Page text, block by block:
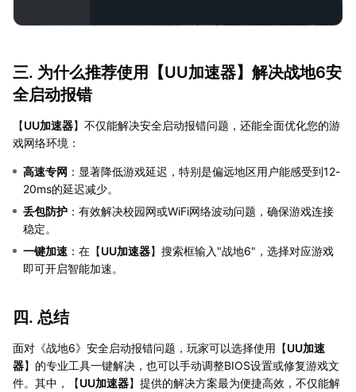
三. 为什么推荐使用【UU加速器】解决战地6安
全启动报错
【UU加速器】不仅能解决安全启动报错问题，还能全面优化您的游
戏网络环境：
高速专网 ：显著降低游戏延迟，特别是偏远地区用户能感受到12-
20ms的延迟减少。
丢包防护 ：有效解决校园网或WiFi网络波动问题，确保游戏连接
稳定。
一键加速 ：在【UU加速器】搜索框输入"战地6"，选择对应游戏
即可开启智能加速。
四. 总结
面对《战地6》安全启动报错问题，玩家可以选择使用【UU加速
器】的专业工具一键解决，也可以手动调整BIOS设置或修复游戏文
件。其中，【UU加速器】提供的解决方案最为便捷高效，不仅能解